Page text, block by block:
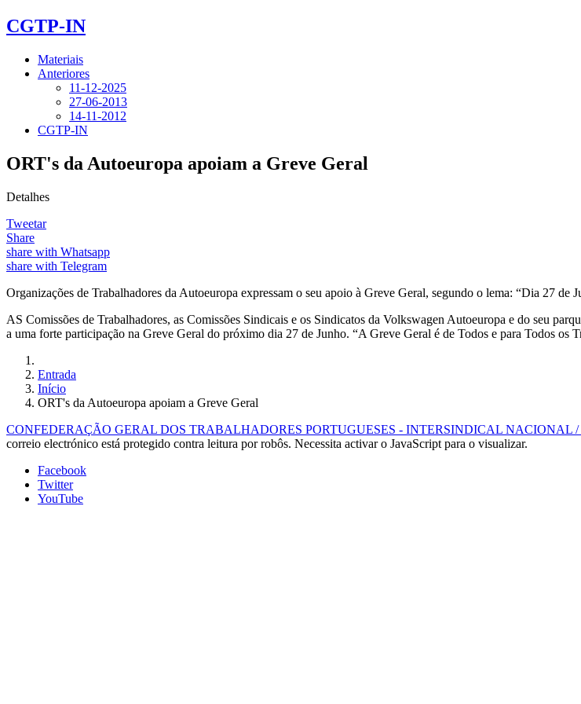
CGTP-IN
Materiais
Anteriores
11-12-2025
27-06-2013
14-11-2012
CGTP-IN
ORT's da Autoeuropa apoiam a Greve Geral
Detalhes
Tweetar
Share
share with Whatsapp
share with Telegram
Organizações de Trabalhadores da Autoeuropa expressam o seu apoio à Greve Geral, segundo o lema: “Dia 27 de
AS Comissões de Trabalhadores, as Comissões Sindicais e os Sindicatos da Volkswagen Autoeuropa e do seu
a uma forte participação na Greve Geral do próximo dia 27 de Junho. “A Greve Geral é de Todos e para Todos os
Entrada
Início
ORT's da Autoeuropa apoiam a Greve Geral
CONFEDERAÇÃO GERAL DOS TRABALHADORES PORTUGUESES - INTERSINDICAL NACIONAL /
correio electrónico está protegido contra leitura por robôs. Necessita activar o JavaScript para o visualizar.
Facebook
Twitter
YouTube